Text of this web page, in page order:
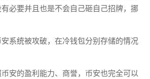
必要并且也是不会自己砸自己招牌，挪
系统被攻破，在冷钱包分别存储的情况
安的盈利能力、商誉，币安也完全可以